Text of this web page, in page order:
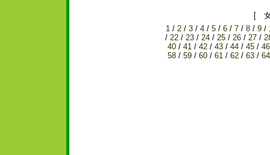
[
1/ 2/ 3/ 4/ 5/ 6/ 7/ 8/ 9/
/ 22/ 23/ 24/ 25/ 26/ 27/
40/ 41/ 42/ 43/ 44/ 45/ 46
58/ 59/ 60/ 61/ 62/ 63/ 64